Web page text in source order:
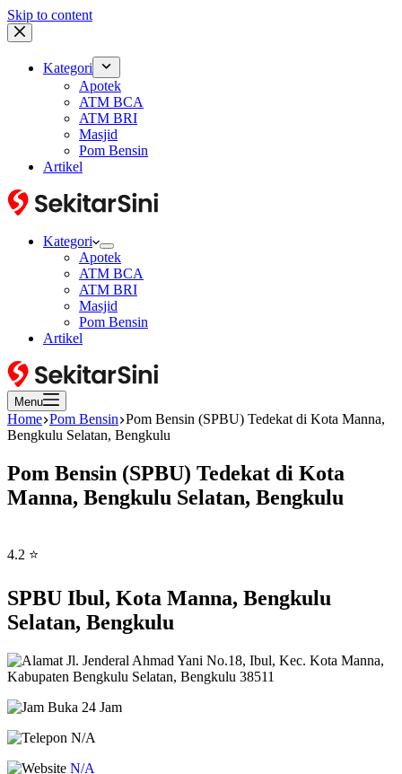
Skip to content
Kategori
Apotek
ATM BCA
ATM BRI
Masjid
Pom Bensin
Artikel
Kategori
Apotek
ATM BCA
ATM BRI
Masjid
Pom Bensin
Artikel
Menu
Home Pom Bensin Pom Bensin (SPBU) Tedekat di Kota Manna,
Bengkulu Selatan, Bengkulu
Pom Bensin (SPBU) Tedekat di Kota
Manna, Bengkulu Selatan, Bengkulu
4.2 ⭐
SPBU Ibul, Kota Manna, Bengkulu
Selatan, Bengkulu
Jl. Jenderal Ahmad Yani No.18, Ibul, Kec. Kota Manna,
Kabupaten Bengkulu Selatan, Bengkulu 38511
Buka 24 Jam
N/A
N/A